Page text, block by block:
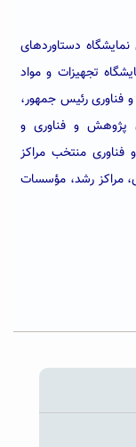
دستاوردهای
تجهیزات و مواد
فناوری رئیس جمهور،
پژوهش و فناوری و
پژوهشی و فناوری منتخب مراکز
مراکز رشد، مؤسسات